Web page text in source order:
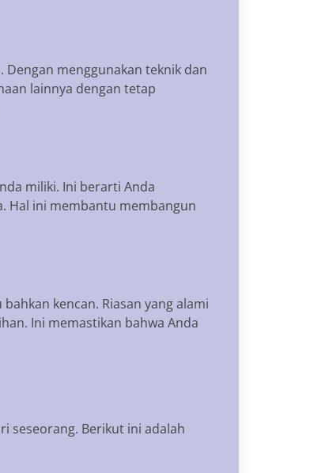
menggunakan teknik dan
lainnya dengan tetap
miliki. Ini berarti Anda
Hal ini membantu membangun
kencan. Riasan yang alami
Ini memastikan bahwa Anda
seseorang. Berikut ini adalah